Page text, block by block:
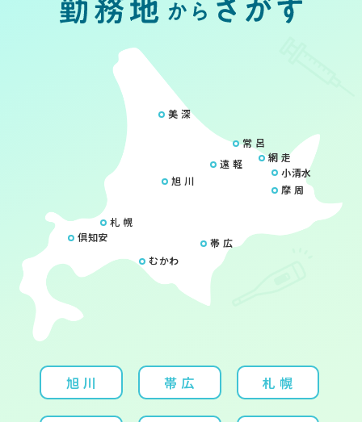
旭 川
帯 広
札 幌
遠 軽 網 走
倶知安
摩 周
むかわ
美 深
常 呂
小清水
旭 川 帯 広 札 幌